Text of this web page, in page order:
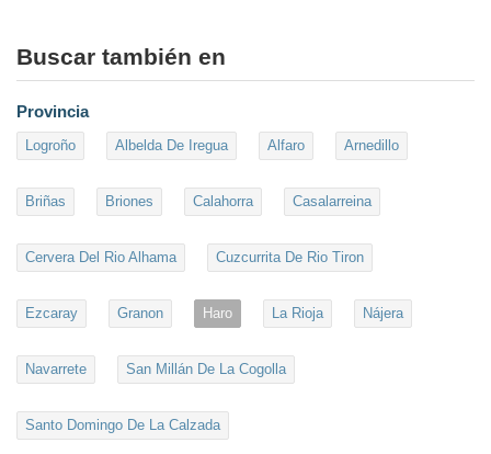
Buscar también en
Provincia
Logroño Albelda De Iregua Alfaro Arnedillo
Briñas Briones Calahorra Casalarreina
Cervera Del Rio Alhama Cuzcurrita De Rio Tiron
Ezcaray Granon Haro La Rioja Nájera
Navarrete San Millán De La Cogolla
Santo Domingo De La Calzada